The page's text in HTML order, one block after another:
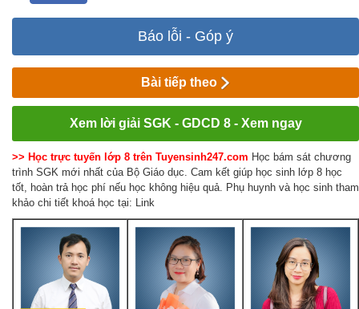
Báo lỗi - Góp ý
Bài tiếp theo
Xem lời giải SGK - GDCD 8 - Xem ngay
>> Học trực tuyến lớp 8 trên Tuyensinh247.com Học bám sát chương
trình SGK mới nhất của Bộ Giáo dục. Cam kết giúp học sinh lớp 8 học
tốt, hoàn trả học phí nếu học không hiệu quả. Phụ huynh và học sinh tham
khảo chi tiết khoá học tại: Link